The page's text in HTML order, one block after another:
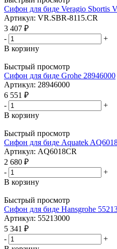
Сифон для биде Veragio Sbortis
Артикул: VR.SBR-8115.CR
3 407 ₽
-
+
В корзину
Быстрый просмотр
Сифон для биде Grohe 28946000
Артикул: 28946000
6 551 ₽
-
+
В корзину
Быстрый просмотр
Сифон для биде Aquatek
Артикул: AQ6018CR
2 680 ₽
-
+
В корзину
Быстрый просмотр
Сифон для биде Hansgrohe
Артикул: 55213000
5 341 ₽
-
+